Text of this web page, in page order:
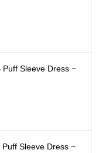
Puff Sleeve Dress −
Puff Sleeve Dress −